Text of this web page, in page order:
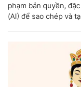
phạm bản quyền,
(AI) để sao chép và